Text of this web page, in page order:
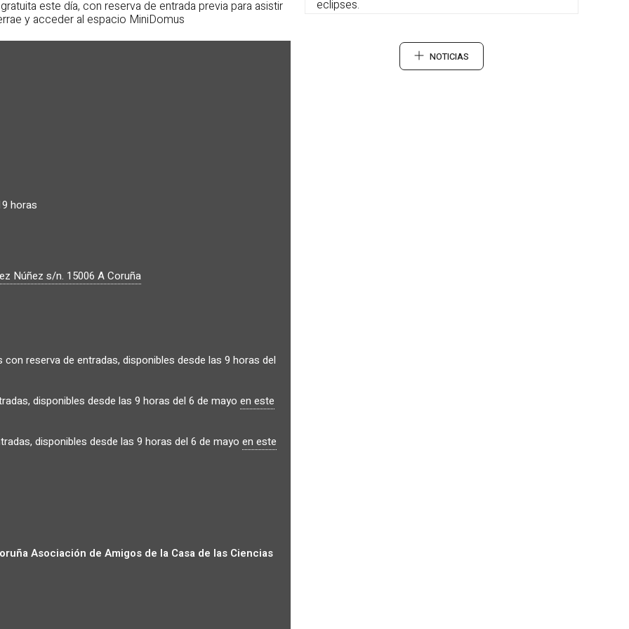
este día, con reserva de entrada previa para asistir
y acceder al espacio MiniDomus
horas
Núñez s/n. 15006 A Coruña
reserva de entradas, disponibles desde las 9 horas del
disponibles desde las 9 horas del 6 de mayo en este
disponibles desde las 9 horas del 6 de mayo en este
Asociación de Amigos de la Casa de las Ciencias
eclipses.
NOTICIAS